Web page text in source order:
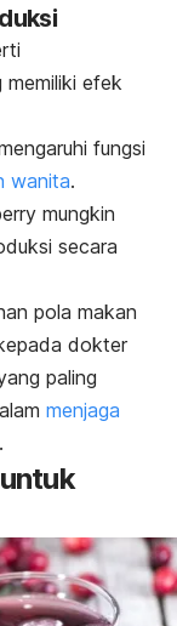
efek
fungsi
wanita.
mungkin
secara
pola makan
dokter
paling
menjaga